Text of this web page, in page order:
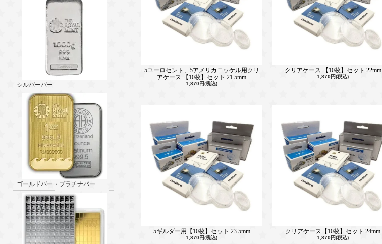
シルバーバー
ゴールドバー・プラチナバー
5ユーロセント、5アメリカニッケル用クリ
アケース 【10枚】セット 21.5mm
1,870円(税込)
クリアケース 【10枚】セット 22mm
1,870円(税込)
5ギルダー用【10枚】セット 23.5mm
1,870円(税込)
クリアケース【10枚】セット 24mm
1,870円(税込)